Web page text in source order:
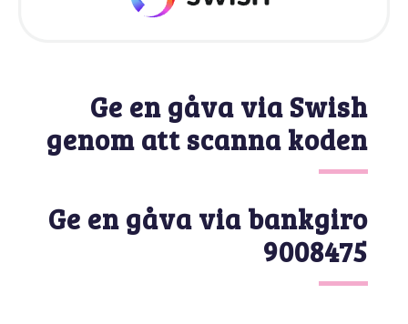
Ge en gåva via Swish
genom att scanna koden
Ge en gåva via bankgiro
9008475